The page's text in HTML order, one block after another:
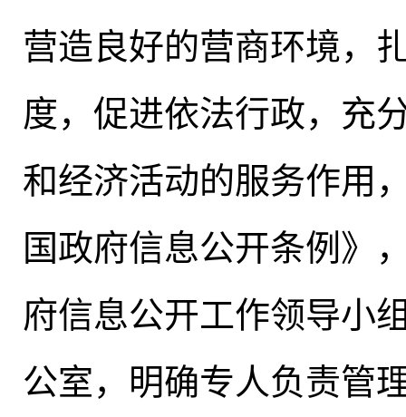
营造良好的营商环境，
度，促进依法行政， 充
和经济活动的服务作用
国政府信息公开条例》
府信息公开工作领导小
公室，明确专人负责管